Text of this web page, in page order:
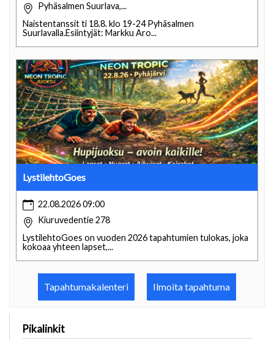
Pyhäsalmen Suurlava,...
Naistentanssit ti 18.8. klo 19-24 Pyhäsalmen
Suurlavalla.Esiintyjät: Markku Aro...
LystilehtoGoes
22.08.2026 09:00
Kiuruvedentie 278
LystilehtoGoes on vuoden 2026 tapahtumien tulokas, joka
kokoaa yhteen lapset,...
Tapahtumakalenteri Ilmoita tapahtuma
Pikalinkit